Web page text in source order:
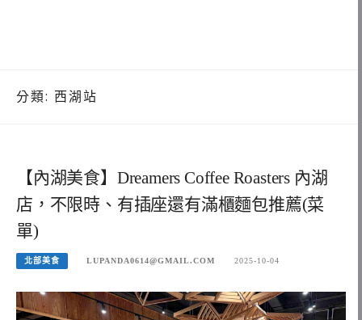
分類: 西湖站
【內湖美食】Dreamers Coffee Roasters 內湖
店，不限時、有插座還有滿櫃麵包推薦(菜
單)
北部美食 LUPANDA0614@GMAIL.COM 2025-10-04